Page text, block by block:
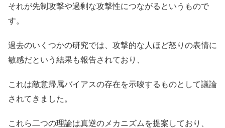
それが先制攻撃や過剰な攻撃性につながるというもので
す。
過去のいくつかの研究では、攻撃的な人ほど怒りの表情に
敏感だという結果も報告されており、
これは敵意帰属バイアスの存在を示唆するものとして議論
されてきました。
これら二つの理論は真逆のメカニズムを提案しており、